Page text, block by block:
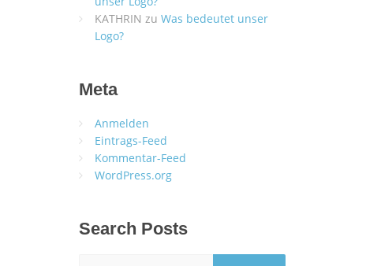
KATHRIN zu Was bedeutet unser
Logo?
Meta
Anmelden
Eintrags-Feed
Kommentar-Feed
WordPress.org
Search Posts